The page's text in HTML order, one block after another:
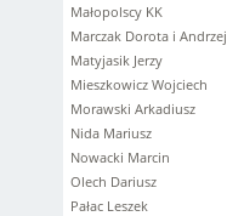
Małopolscy KK
Marczak Dorota i Andrzej
Matyjasik Jerzy
Mieszkowicz Wojciech
Morawski Arkadiusz
Nida Mariusz
Nowacki Marcin
Olech Dariusz
Pałac Leszek